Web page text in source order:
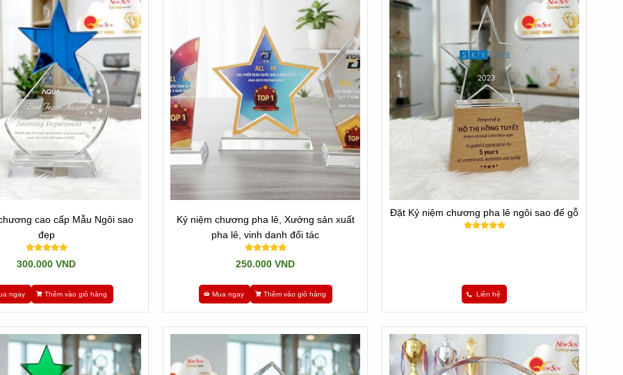
tôi. Tìm hiểu thêm Về chúng tôi
pha lê giá rẻở đây:
cao cấp Mẫu Ngôi sao
đẹp
300.000 VND
ngay Thêm vào giỏ hàng
Kỷ niệm chương pha lê, Xưởng sản xuất
pha lê, vinh danh đối tác
250.000 VND
Mua ngay Thêm vào giỏ hàng
Đặt Kỷ niệm chương pha lê ngôi sao đế gỗ
Liên hệ